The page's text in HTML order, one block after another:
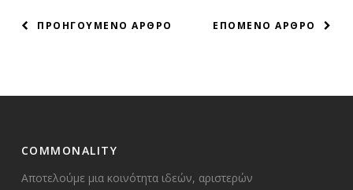
ΠΛΟΗΓΗΣΗ
ΕΠΟΜΕΝΟ ΑΡΘΡΟ
ΠΡΟΗΓΟΥΜΕΝΟ ΑΡΘΡΟ
COMMONALITY
Αποτελούμε μια κοινότητα ιδεών, αριστερών